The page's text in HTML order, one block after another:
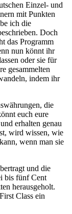
Einzel- und
mit Punkten
ich die
Doch
das Programm
nun könnt ihr
oder sie für
gesammelten
indem ihr
die
euch eure
erhalten genau
wird wissen, wie
wenn man sie
und die
bis fünf Cent
herausgeholt.
Class ein